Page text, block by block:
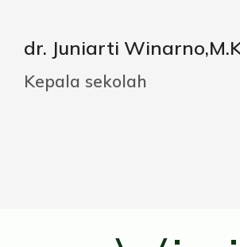
dr. Juniarti
Kepala sekolah